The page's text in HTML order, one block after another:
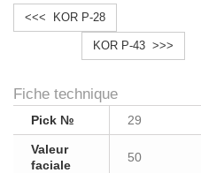
<<< KOR P-28
KOR P-43 >>>
Fiche technique
Pick № 29
Valeur
faciale
50